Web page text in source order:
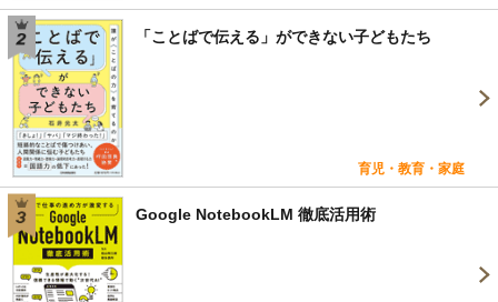
「ことばで伝える」ができない子どもたち
育児・教育・家庭
Google NotebookLM 徹底活用術